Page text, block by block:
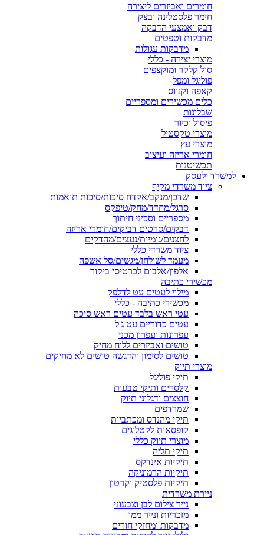
חומרים ואביזרים ליצירה
חימר פלסטלינה ובצק
דבק ואמצעי הדבקה
מדבקות וטפטים
מדבקות עגולות
מוצרי יצירה - כללי
סול קלקר ומוקצפים
פוליגל ומפל
קאפה וקנווס
כלים מכשירים ומספריים
שבלונות
פיסול וכיור
מוצרי טקסטיל
מוצרי עץ
חומרי אריזה ועיצוב
תכשיטנות
למשרד ולעסק
ציוד משרדי מקיף
שדכן/מנקב/אקדח סיכות/סיכות תואמות
סרגל/מחדד/מחק/טיפקס
מספריים וסכיני חיתוך
דבקים/סרטים דביקים/חומרי אריזה
לחצנים/גומיות/נעצים/מהדקים
ציוד משרדי כללי
מעמד לשולחן/מגשים/סל אשפה
אלפון/אלבום לכרטיסי ביקור
מכשירי כתיבה
מילוי לעטים עט לדלפק
מכשירי כתיבה - כללי
עטי ראש בלבד עטים ראש סיכה
עטים כדוריים עט ג'ל
עפרונות ועפרון מכני
טושים ואביזרים ללוח מחיק
טושים לסימון והדגשה טושים לא מחיקים
מוצרי תיוק
תיקי פוליגל
קלסרים ותיקי טבעות
חוצצים ודגלוני תיוק
שמרדפים
תיקי מהנדס ומכתביות
קופסאות לקטלוגים
מוצרי תיוק כללי
תיקי תליה
תיקיות אינדקס
תיקיות הרמוניקה
תיקיות פלסטיק וקרטון
ניירת משרדית
נייר צילום לבן וצבעוני
מזכריות ונייר ממו
מדבקות ומחזקי חורים